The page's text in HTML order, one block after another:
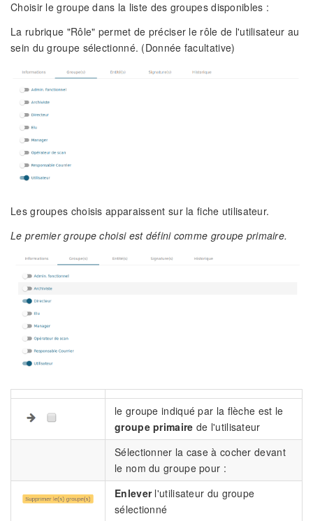
Choisir le groupe dans la liste des groupes disponibles :
La rubrique "Rôle" permet de préciser le rôle de l'utilisateur au
sein du groupe sélectionné. (Donnée facultative)
Les groupes choisis apparaissent sur la fiche utilisateur.
Le premier groupe choisi est défini comme groupe primaire.
le groupe indiqué par la flèche est le
groupe primaire de l'utilisateur
Sélectionner la case à cocher devant
le nom du groupe pour :
Enleverl'utilisateur du groupe
sélectionné